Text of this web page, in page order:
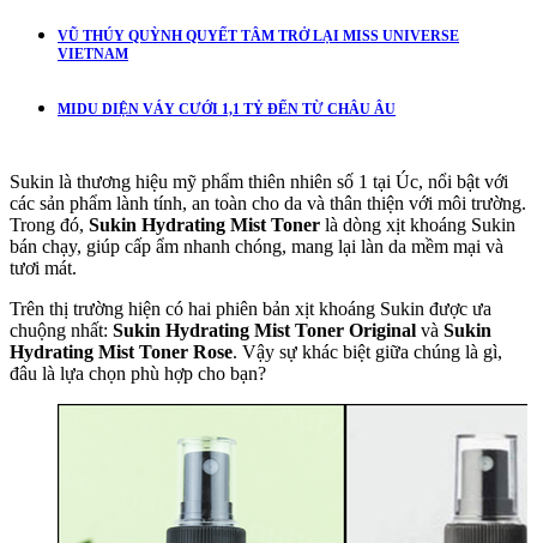
VŨ THÚY QUỲNH QUYẾT TÂM TRỞ LẠI MISS UNIVERSE
VIETNAM
MIDU DIỆN VÁY CƯỚI 1,1 TỶ ĐẾN TỪ CHÂU ÂU
Sukin là thương hiệu mỹ phẩm thiên nhiên số 1 tại Úc, nổi bật với
các sản phẩm lành tính, an toàn cho da và thân thiện với môi trường.
Trong đó, Sukin Hydrating Mist Toner là dòng xịt khoáng Sukin
bán chạy, giúp cấp ẩm nhanh chóng, mang lại làn da mềm mại và
tươi mát.
Trên thị trường hiện có hai phiên bản xịt khoáng Sukin được ưa
chuộng nhất: Sukin Hydrating Mist Toner Original và Sukin
Hydrating Mist Toner Rose. Vậy sự khác biệt giữa chúng là gì,
đâu là lựa chọn phù hợp cho bạn?